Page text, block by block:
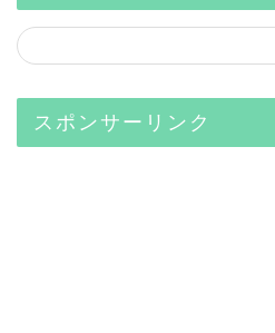
スポンサーリンク